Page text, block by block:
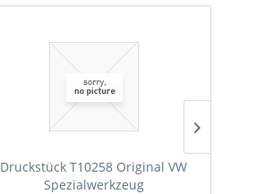
Druckstück T10258 Original VW
Spezialwerkzeug